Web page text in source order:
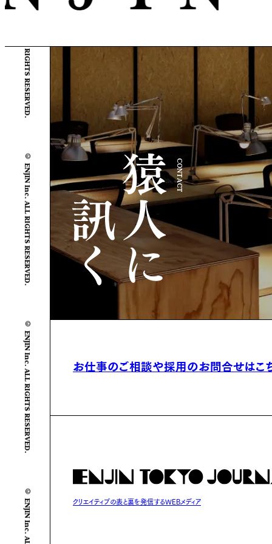
© ENJIN Inc. ALL RIGHTS RESERVED.
© ENJIN Inc. ALL RIGHTS RESERVED.
© ENJIN Inc. ALL RIGHTS RESERVED.
CONTACT
お仕事のご相談や採用のお問合せはこ
クリエイティブの表と裏を発信するWEBメディア